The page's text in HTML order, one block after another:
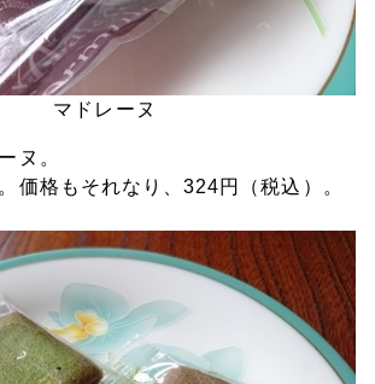
マドレーヌ
ヌ。
価格もそれなり、324円（税込）。